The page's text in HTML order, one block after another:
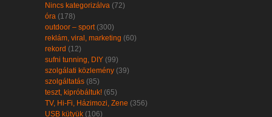
Nincs kategorizálva (72)
óra (178)
outdoor – sport(300)
reklám, viral, marketing (60)
rekord (12)
sufni tunning, DIY (99)
szolgálati közlemény (39)
szolgáltatás (85)
teszt, kipróbáltuk! (65)
TV, Hi-Fi, Házimozi, Zene (356)
USB kütyük (106)